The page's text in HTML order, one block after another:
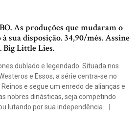
As produções que mudaram o
sua disposição. 34,90/mês. Assine
Big Little Lies.
dublado e legendado. Situada nos
e Essos, a série centra-se no
e segue um enredo de alianças e
nobres dinásticas, seja competindo
lutando por sua independência.